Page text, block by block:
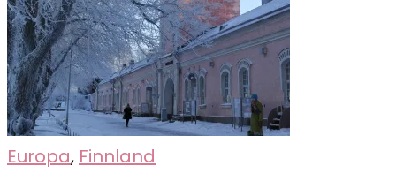
Europa, Finnland